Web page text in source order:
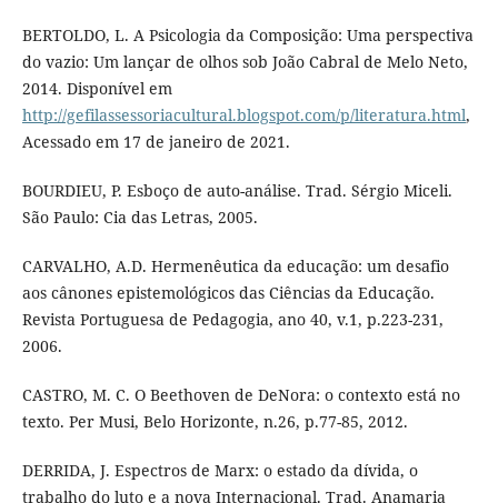
BERTOLDO, L. A Psicologia da Composição: Uma perspectiva
do vazio: Um lançar de olhos sob João Cabral de Melo Neto,
2014. Disponível em
http://gefilassessoriacultural.blogspot.com/p/literatura.html,
Acessado em 17 de janeiro de 2021.
BOURDIEU, P. Esboço de auto-análise. Trad. Sérgio Miceli.
São Paulo: Cia das Letras, 2005.
CARVALHO, A.D. Hermenêutica da educação: um desafio
aos cânones epistemológicos das Ciências da Educação.
Revista Portuguesa de Pedagogia, ano 40, v.1, p.223-231,
2006.
CASTRO, M. C. O Beethoven de DeNora: o contexto está no
texto. Per Musi, Belo Horizonte, n.26, p.77-85, 2012.
DERRIDA, J. Espectros de Marx: o estado da dívida, o
trabalho do luto e a nova Internacional. Trad. Anamaria